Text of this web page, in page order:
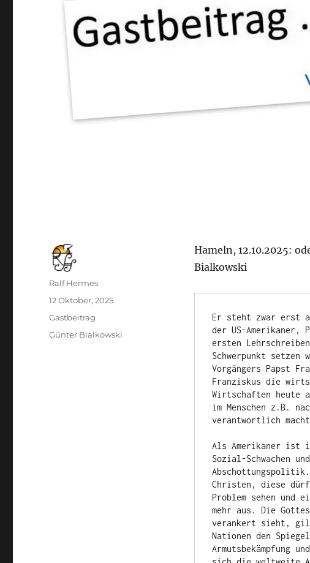
Hameln, 12.10.2025:
Bialkowski
Er steht zwar erst
der US-Amerikaner,
ersten
Schwerpunkt
Vorgängers Papst
Franziskus die
Wirtschaften heute
im Menschen z.B.
verantwortlich
Als Amerikaner ist
Sozial-Schwachen
Christen, diese
Problem sehen und
mehr aus. Die
verankert sieht,
Nationen den
Armutsbekämpfung
Autor
Ralf Hermes
Veröffentlicht
12 Oktober, 2025
Kategorien
Gastbeitrag
Schlagwörter
Günter Bialkowski